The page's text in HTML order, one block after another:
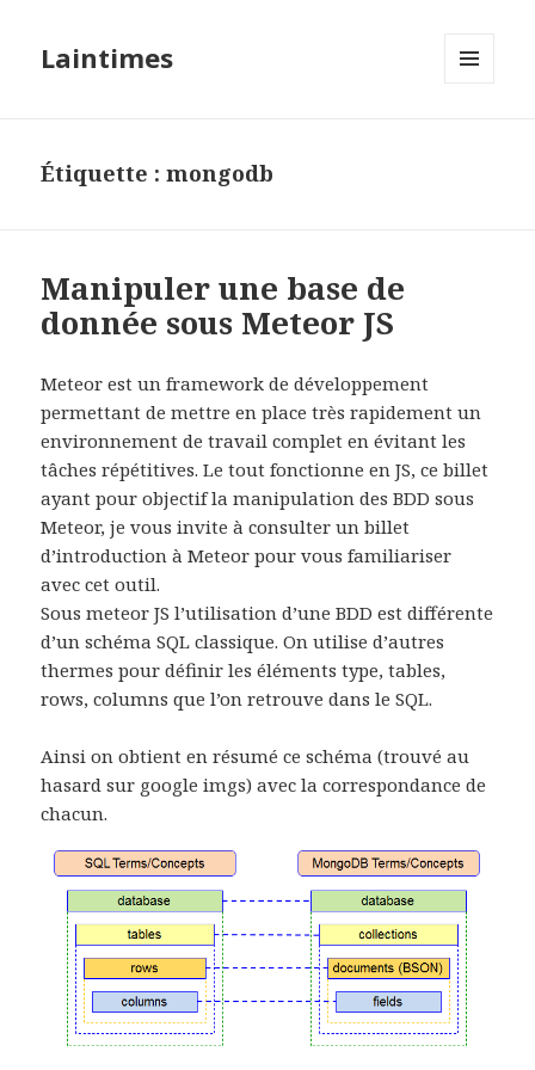
Laintimes
Étiquette :mongodb
Manipuler une base de
donnée sous Meteor JS
Meteor est un framework de développement
permettant de mettre en place très rapidement un
environnement de travail complet en évitant les
tâches répétitives. Le tout fonctionne en JS, ce billet
ayant pour objectif la manipulation des BDD sous
Meteor, je vous invite à consulter un billet
d’introduction à Meteor pour vous familiariser
avec cet outil.
Sous meteor JS l’utilisation d’une BDD est différente
d’un schéma SQL classique. On utilise d’autres
thermes pour définir les éléments type, tables,
rows, columns que l’on retrouve dans le SQL.
Ainsi on obtient en résumé ce schéma (trouvé au
hasard sur google imgs) avec la correspondance de
chacun.